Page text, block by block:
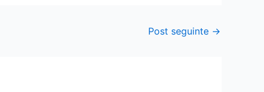
Post seguinte →